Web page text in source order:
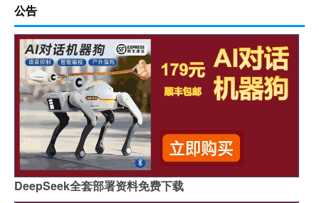
公告
DeepSeek全套部署资料免费下载